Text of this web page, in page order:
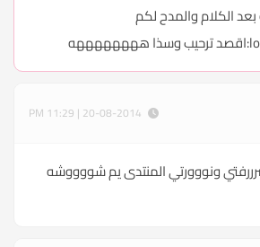
الكلام والمدح لكم
ونووورتي المنتدى يم شووووشه